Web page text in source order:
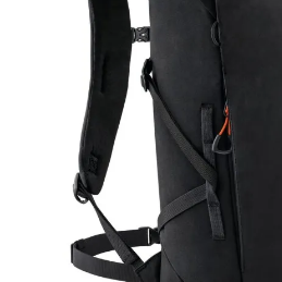
Från din dagliga användning till
klätterleder
på klippor,
designad av märketPetzl
Anpassad för att bära all din
approach-vandringaroch när
rymma alla dina
kommer vattenblåsa, löpmat,
sin plats i denna